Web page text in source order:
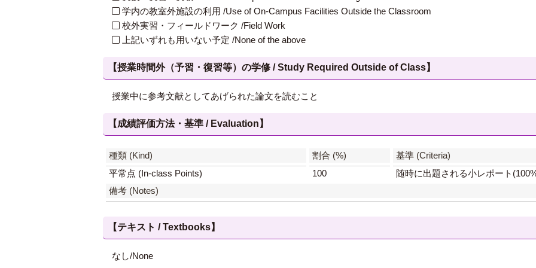
学内の教室外施設の利用 /Use of On-Campus Facilities Outside the Classroom
校外実習・フィールドワーク /Field Work
上記いずれも用いない予定 /None of the above
【授業時間外（予習・復習等）の学修 / Study Required Outside of Class】
授業中に参考文献としてあげられた論文を読むこと
【成績評価方法・基準 / Evaluation】
種類 (Kind) 割合 (%)
基準 (Criteria)
平常点 (In-class Points)
100
随時に出題される小レポート
備考 (Notes)
【テキスト / Textbooks】
なし/None